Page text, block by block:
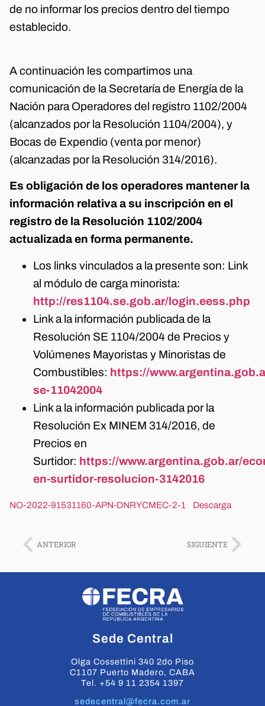
de no informar los precios dentro del tiempo
establecido.
A continuación les compartimos una
comunicación de la Secretaría de Energía de la
Nación para Operadores del registro 1102/2004
(alcanzados por la Resolución 1104/2004), y
Bocas de Expendio (venta por menor)
(alcanzadas por la Resolución 314/2016).
Es obligación de los operadores mantener la
información relativa a su inscripción en el
registro de la Resolución 1102/2004
actualizada en forma permanente.
Los links vinculados a la presente son: Link
al módulo de carga minorista:
http://res1104.se.gob.ar/login.eess.php
Link a la información publicada de la
Resolución SE 1104/2004 de Precios y
Volúmenes Mayoristas y Minoristas de
Combustibles: https://
se-11042004
Link a la información publicada por la
Resolución Ex MINEM 314/2016, de
Precios en
Surtidor: https://www.argentina.gob.ar/
en-surtidor-resolucion-3142016
NO-2022-91531160-APN-DNRYCMEC-2-1 Descarga
ANTERIOR SIGUIENTE
Sede Central
Olga Cossettini 340 2do Piso
C1107 Puerto Madero, CABA
Tel. +54 9 11 2354 1397
sedecentral@fecra.com.ar